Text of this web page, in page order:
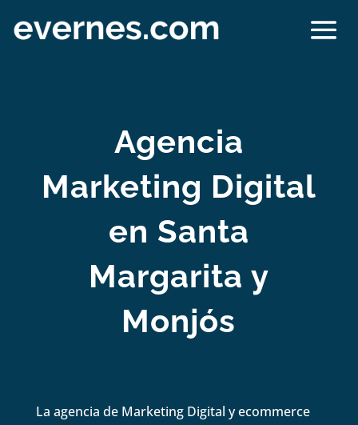
Agencia
Marketing Digital
en Santa
Margarita y
Monjós
La agencia de Marketing Digital y ecommerce